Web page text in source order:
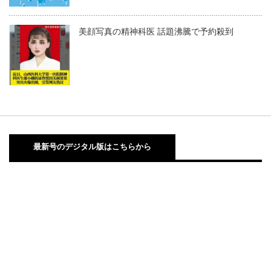
美顔写真の精神科医 話題沸騰で予約殺到
最新号のデジタル版はこちらから